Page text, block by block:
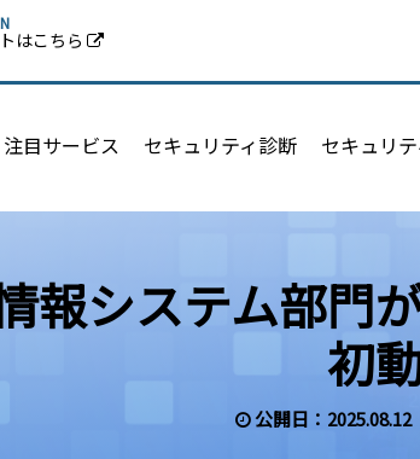
はこちら
注目サービス セキュリティ診断 セキュリ
報システム部門
初
公開日：2025.08.12